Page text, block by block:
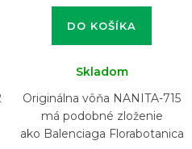
DO KOŠÍKA
Skladom
Originálna vôňa NANITA-715
má podobné zloženie
ako Balenciaga Florabotanica